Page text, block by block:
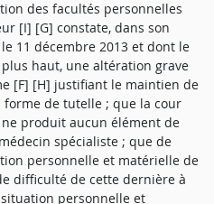
des facultés personnelles
[I] [G] constate, dans son
11 décembre 2013 et dont le
haut, une altération grave
[F] [H] justifiant le maintien de
de tutelle ; que la cour
produit aucun élément de
spécialiste ; que de
personnelle et matérielle de
difficulté de cette dernière à
personnelle et